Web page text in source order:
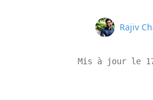
Name
Rajiv
Mis à jour le